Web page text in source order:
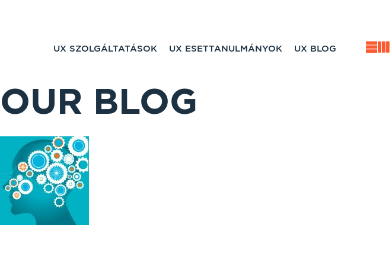
UX SZOLGÁLTATÁSOK UX ESETTANULMÁNYOK UX BLOG
OUR BLOG